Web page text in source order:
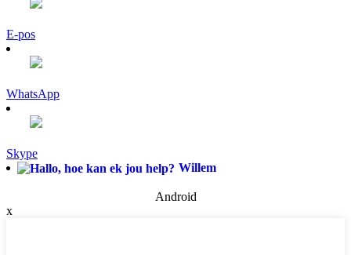
E-pos
WhatsApp
Skype
Willem
Android
x